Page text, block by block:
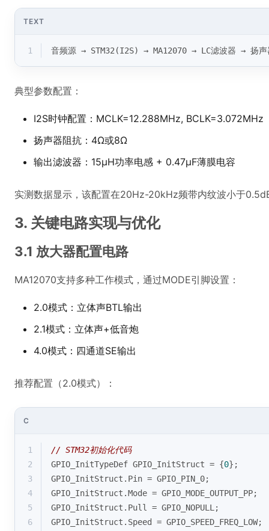
TEXT
1 音频源 → STM32(I2S) → MA12070 → LC滤波器 → 扬声
典型参数配置：
I2S时钟配置：MCLK=12.288MHz, BCLK=3.072MHz
扬声器阻抗：4Ω或8Ω
输出滤波器：15μH功率电感 + 0.47μF薄膜电容
实测数据显示，该配置在20Hz-20kHz频带内纹波小于
3. 关键电路实现与优化
3.1 放大器配置电路
MA12070支持多种工作模式，通过MODE引脚设置：
2.0模式：立体声BTL输出
2.1模式：立体声+低音炮
4.0模式：四通道SE输出
推荐配置（2.0模式）：
C
1
// STM32初始化代码
2
GPIO_InitTypeDef GPIO_InitStruct = {0};
3
GPIO_InitStruct.Pin = GPIO_PIN_0;
4
GPIO_InitStruct.Mode = GPIO_MODE_OUTPUT_PP;
5
GPIO_InitStruct.Pull = GPIO_NOPULL;
6
GPIO_InitStruct.Speed = GPIO_SPEED_FREQ_LOW;